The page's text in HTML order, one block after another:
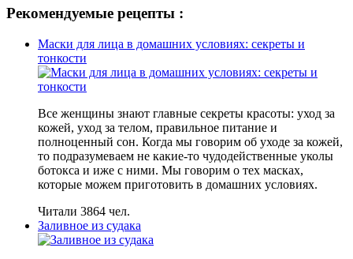
Рекомендуемые рецепты :
Маски для лица в домашних условиях: секреты и
тонкости
Все женщины знают главные секреты красоты: уход за
кожей, уход за телом, правильное питание и
полноценный сон. Когда мы говорим об уходе за кожей,
то подразумеваем не какие-то чудодейственные уколы
ботокса и иже с ними. Мы говорим о тех масках,
которые можем приготовить в домашних условиях.
Читали 3864 чел.
Заливное из судака